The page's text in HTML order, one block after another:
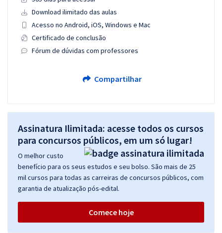
Download ilimitado das aulas
Acesso no Android, iOS, Windows e Mac
Certificado de conclusão
Fórum de dúvidas com professores
Compartilhar
Assinatura Ilimitada: acesse todos os cursos
para concursos públicos, em um só lugar!
O melhor custo
benefício para os seus estudos e seu bolso. São mais de 25
mil cursos para todas as carreiras de concursos públicos, com
garantia de atualização pós-edital.
Comece hoje